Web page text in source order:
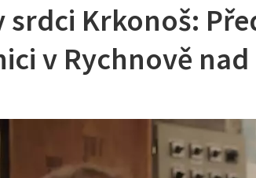
srdci Krkonoš:
v Rychnově